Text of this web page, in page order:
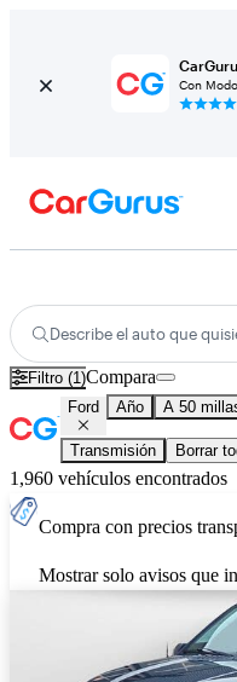
Con
Describe el auto que
Filtro (1)Compara
Ford Año A 50
Transmisión Borrar
1,960 vehículos encontrados
Compra con precios
Mostrar solo avisos que